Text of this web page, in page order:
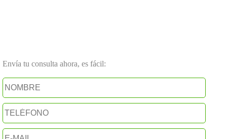
Envía tu consulta ahora, es fácil: